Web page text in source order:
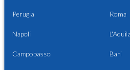
Perugia Roma
Napoli L'Aquila
Campobasso Bari